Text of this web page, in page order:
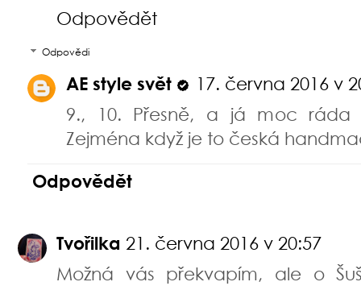
Odpovědět
Odpovědi
AE style svět
17. června 2016 v
9., 10. Přesně, a já moc ráda
Zejména když je to česká
Odpovědět
Tvořilka 21. června 2016 v 20:57
Možná vás překvapím, ale o